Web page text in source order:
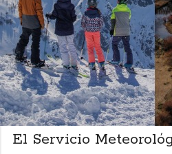
Pronóstico del tiempo
Bariloche
espera un
El Servicio